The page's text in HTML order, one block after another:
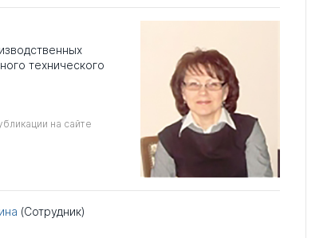
технического
на сайте
(Сотрудник)